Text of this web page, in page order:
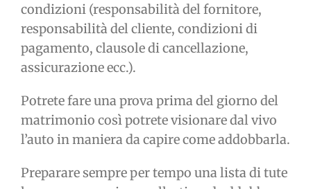
condizioni (responsabilità del fornitore,
responsabilità del cliente, condizioni di
pagamento, clausole di cancellazione,
assicurazione ecc.).
Potrete fare una prova prima del giorno del
matrimonio così potrete visionare dal vivo
l’auto in maniera da capire come addobbarla.
Preparare sempre per tempo una lista di tute